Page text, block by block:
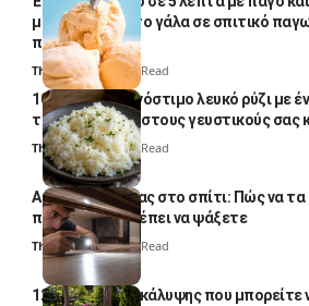
μετατρέψετε το γάλα σε σπιτικό
παγωτομηχανή
Thali Ombre 4 Min Read
10 φορές ποιο νόστιμο λευκό ρύζι με
το απογειώσει στους γευστικούς σας
Thali Ombre4 Min Read
Αυγά κατσαρίδας στο σπίτι: Πώς να τα
ποια σημεία πρέπει να ψάξετε
Thali Ombre4 Min Read
12 φυτά εδαφοκάλυψης που μπορείτε